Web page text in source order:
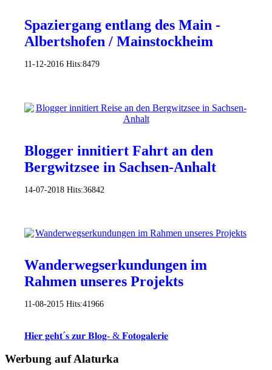
Spaziergang entlang des Main -
Albertshofen / Mainstockheim
11-12-2016 Hits:8479
Blogger innitiert Fahrt an den
Bergwitzsee in Sachsen-Anhalt
14-07-2018 Hits:36842
Wanderwegserkundungen im
Rahmen unseres Projekts
11-08-2015 Hits:41966
𝐇𝐢𝐞𝐫 𝐠𝐞𝐡𝐭´𝐬 𝐳𝐮𝐫 𝐁𝐥𝐨𝐠- & 𝐅𝐨𝐭𝐨𝐠𝐚𝐥𝐞𝐫𝐢𝐞
Werbung auf Alaturka